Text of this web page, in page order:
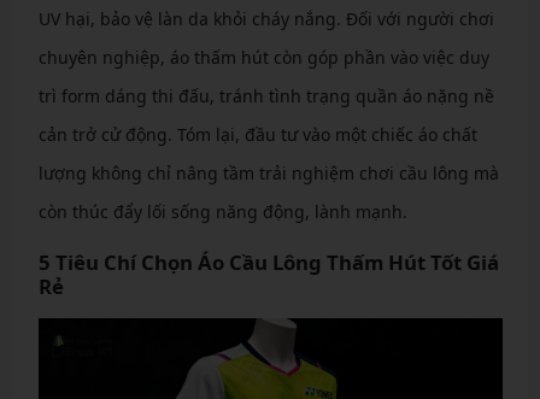
UV hại, bảo vệ làn da khỏi cháy nắng. Đối với người chơi
chuyên nghiệp, áo thấm hút còn góp phần vào việc duy
trì form dáng thi đấu, tránh tình trạng quần áo nặng nề
cản trở cử động. Tóm lại, đầu tư vào một chiếc áo chất
lượng không chỉ nâng tầm trải nghiệm chơi cầu lông mà
còn thúc đẩy lối sống năng động, lành mạnh.
5 Tiêu Chí Chọn Áo Cầu Lông Thấm Hút Tốt Giá
Rẻ